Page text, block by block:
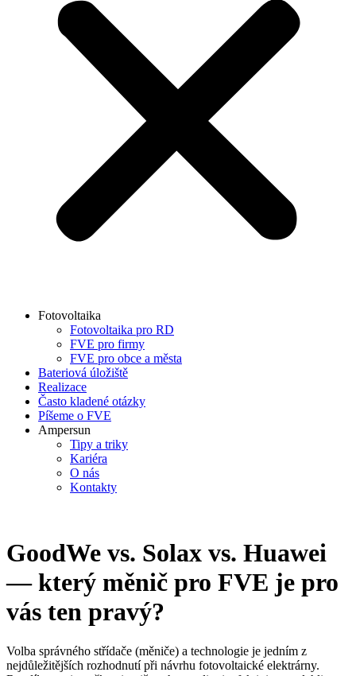
Fotovoltaika
Fotovoltaika pro RD
FVE pro firmy
FVE pro obce a města
Bateriová úložiště
Realizace
Často kladené otázky
Píšeme o FVE
Ampersun
Tipy a triky
Kariéra
O nás
Kontakty
GoodWe vs. Solax vs. Huawei
— který měnič pro FVE je pro
vás ten pravý?
Volba správného střídače (měniče) a technologie je jedním z
nejdůležitějších rozhodnutí při návrhu fotovoltaické elektrárny.